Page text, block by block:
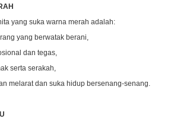
yang suka warna merah adalah:
yang berwatak berani,
dan tegas,
serta serakah,
melarat dan suka hidup bersenang-senang.